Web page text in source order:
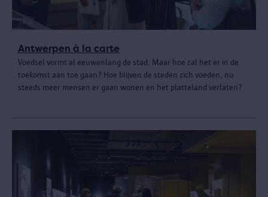
Antwerpen à la carte
Voedsel vormt al eeuwenlang de stad. Maar hoe zal het er in de
toekomst aan toe gaan? Hoe blijven de steden zich voeden, nu
steeds meer mensen er gaan wonen en het platteland verlaten?